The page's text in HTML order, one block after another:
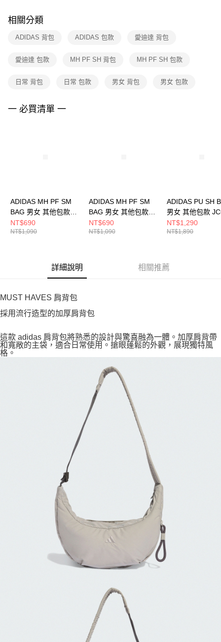
※ 交易是否成功請以「AFTEE先享後付 」之結帳頁面顯示為準，若有關於
是否繳費成功／繳費後需取消欲退款等相關疑問，請聯繫「AFTEE先享後付
客戶支援中心」https://netprotections.freshdesk.com/support/home
１．透過由恩沛科技股份有限公司提供之「AFTEE先享後付」服務完成之交
權轉讓予恩沛科技股份有限公司。
３．未成年的使用者請事先徵得法定代理人或監護人之同意方可使用
「AFTEE先享後付」，若未經同意申辦者引起之損失，本公司不負相關責
相關分類
ADIDAS 背包 ADIDAS 包款 愛迪達 背包
愛迪達 包款 MH PF SH 背包 MH PF SH 包款
日常 背包 日常 包款 男女 背包 男女 包款
一 必買清單 一
ADIDAS MH PF SM
BAG 男女 其他包款
JZ4422
NT$690
NT$1,090
ADIDAS MH PF SM
BAG 男女 其他包款
JZ4423
NT$690
NT$1,090
ADIDAS PU SH
男女 其他包款
NT$1,290
NT$1,890
詳細說明 相關推薦
MUST HAVES 肩背包
採用流行造型的加厚肩背包
這款 adidas 肩背包將熟悉的設計與驚喜融為一體。加厚肩背帶
和寬敞的主袋，適合日常使用。搶眼蓬鬆的外觀，展現獨特風
格。